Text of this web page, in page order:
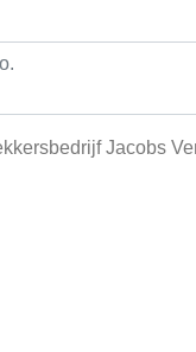
Jacobs